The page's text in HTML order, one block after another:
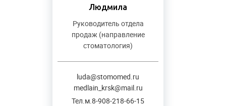
Людмила
Руководитель отдела
продаж (направление
стоматология)
luda@stomomed.ru
medlain_krsk@mail.ru
Тел.м.8-908-218-66-15